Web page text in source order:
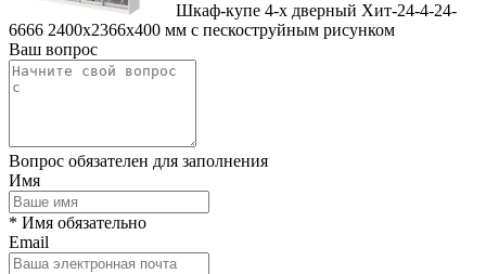
Шкаф-купе 4-х дверный Хит-24-4-24-
6666 2400x2366x400 мм с пескоструйным рисунком
Ваш вопрос
Вопрос обязателен для заполнения
Имя
* Имя обязательно
Email